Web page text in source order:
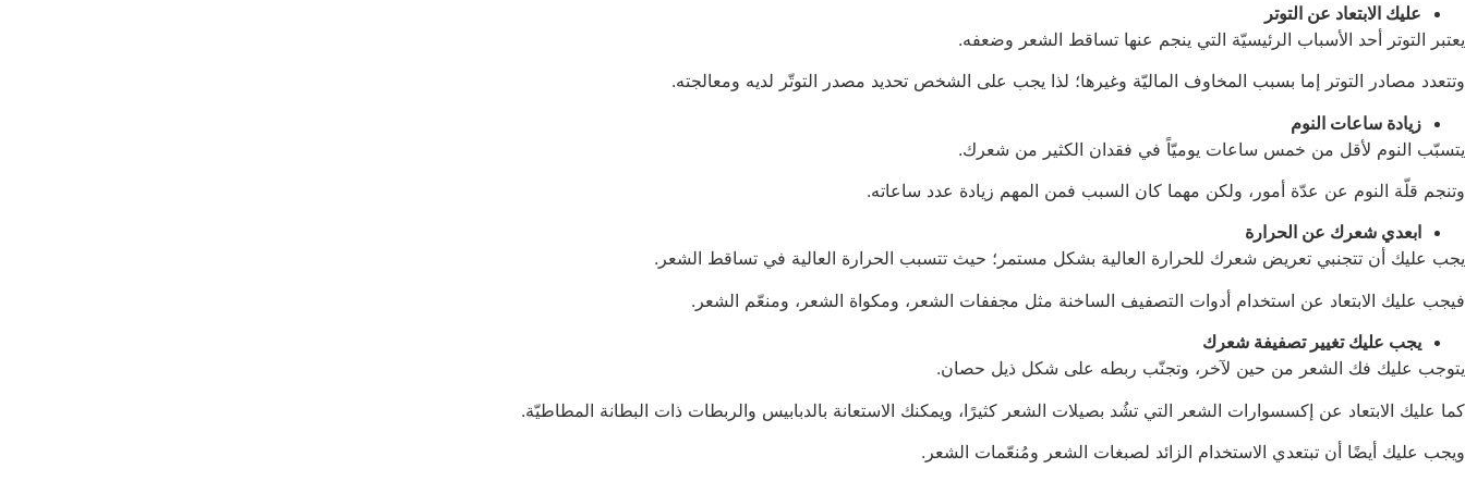
عليك الابتعاد عن التوتر
يعتبر التوتر أحد الأسباب الرئيسيّة التي ينجم عنها تساقط الشعر وضعفه.
وتتعدد مصادر التوتر إما بسبب المخاوف الماليّة وغيرها؛ لذا يجب على الشخص تحديد مصدر التوتّر لديه ومعالجته.
زيادة ساعات النوم
يتسبّب النوم لأقل من خمس ساعات يوميّاً في فقدان الكثير من شعرك.
وتنجم قلّة النوم عن عدّة أمور، ولكن مهما كان السبب فمن المهم زيادة عدد ساعاته.
ابعدي شعرك عن الحرارة
يجب عليك أن تتجنبي تعريض شعرك للحرارة العالية بشكل مستمر؛ حيث تتسبب الحرارة العالية في تساقط الشعر.
فيجب عليك الابتعاد عن استخدام أدوات التصفيف الساخنة مثل مجففات الشعر، ومكواة الشعر، ومنعّم الشعر.
يجب عليك تغيير تصفيفة شعرك
يتوجب عليك فك الشعر من حين لآخر، وتجنّب ربطه على شكل ذيل حصان.
كما عليك الابتعاد عن إكسسوارات الشعر التي تشُد بصيلات الشعر كثيرًا، ويمكنك الاستعانة بالدبابيس والربطات ذات البطانة المطاطيّة.
ويجب عليك أيضًا أن تبتعدي الاستخدام الزائد لصبغات الشعر ومُنعّمات الشعر.